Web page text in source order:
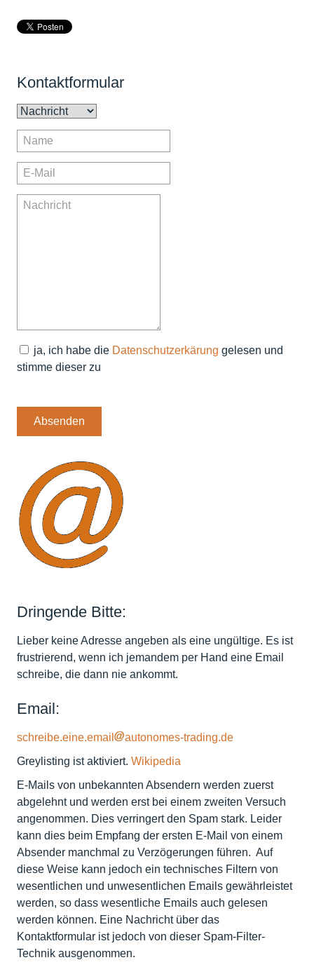
Kontaktformular
ja, ich habe die Datenschutzerkärung gelesen und
stimme dieser zu
Dringende Bitte:
Lieber keine Adresse angeben als eine ungültige. Es ist
frustrierend, wenn ich jemandem per Hand eine Email
schreibe, die dann nie ankommt.
Email:
schreibe.eine.email
autonomes-trading.de
Greylisting ist aktiviert. Wikipedia
E-Mails von unbekannten Absendern werden zuerst
abgelehnt und werden erst bei einem zweiten Versuch
angenommen. Dies verringert den Spam stark. Leider
kann dies beim Empfang der ersten E-Mail von einem
Absender manchmal zu Verzögerungen führen. Auf
diese Weise kann jedoch ein technisches Filtern von
wesentlichen und unwesentlichen Emails gewährleistet
werden, so dass wesentliche Emails auch gelesen
werden können. Eine Nachricht über das
Kontaktformular ist jedoch von dieser Spam-Filter-
Technik ausgenommen.